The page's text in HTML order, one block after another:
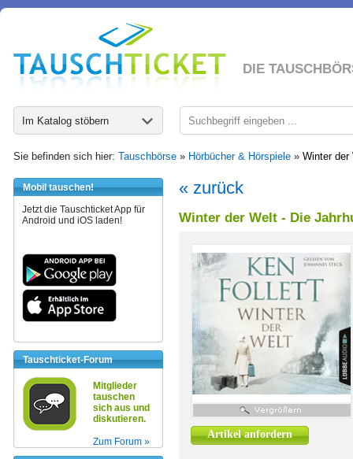
DIE
Im Katalog stöbern
Sie befinden sich hier: Tauschbörse » Hörbücher & Hörspiele » Winter der
Mobil tauschen!
Jetzt die Tauschticket App für
Android und iOS laden!
Tauschticket-Forum
Mitglieder
tauschen
sich aus und
diskutieren.
Zum Forum »
« zurück
Winter der Welt - Die
Artikel anfordern